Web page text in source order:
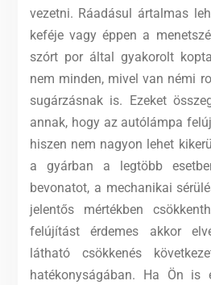
vezetni. Ráadásul ártalmas
keféje vagy éppen a
szórt por által gyakorolt
nem minden, mivel van némi
sugárzásnak is. Ezeket
annak, hogy az autólámpa
hiszen nem nagyon lehet
a gyárban a legtöbb
bevonatot, a mechanikai
jelentős mértékben
felújítást érdemes akkor
látható csökkenés
hatékonyságában. Ha Ön is